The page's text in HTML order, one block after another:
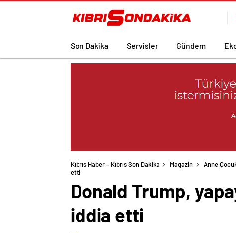
Son Dakika Servisler Gündem
Kıbrıs Haber – Kıbrıs Son Dakika Magazin Anne
etti
Donald Trump,
iddia etti